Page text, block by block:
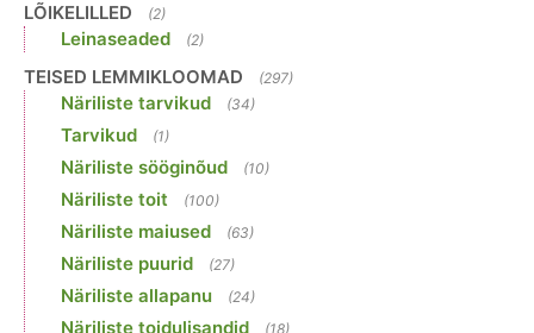
LÕIKELILLED (2)
Leinaseaded (2)
TEISED LEMMIKLOOMAD (297)
Näriliste tarvikud (34)
Tarvikud (1)
Näriliste sööginõud (10)
Näriliste toit (100)
Näriliste maiused (63)
Näriliste puurid (27)
Näriliste allapanu (24)
Näriliste toidulisandid (18)